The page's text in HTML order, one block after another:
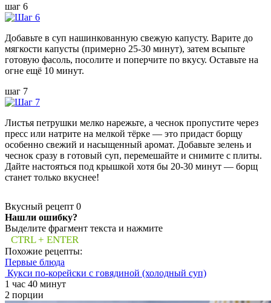
шаг 6
Добавьте в суп нашинкованную свежую капусту. Варите до
мягкости капусты (примерно 25-30 минут), затем всыпьте
готовую фасоль, посолите и поперчите по вкусу. Оставьте на
огне ещё 10 минут.
шаг 7
Листья петрушки мелко нарежьте, а чеснок пропустите через
пресс или натрите на мелкой тёрке — это придаст борщу
особенно свежий и насыщенный аромат. Добавьте зелень и
чеснок сразу в готовый суп, перемешайте и снимите с плиты.
Дайте настояться под крышкой хотя бы 20-30 минут — борщ
станет только вкуснее!
Вкусный рецепт 0
Нашли ошибку?
Выделите фрагмент текста и нажмите
CTRL + ENTER
Похожие рецепты:
Первые блюда
Кукси по-корейски с говядиной (холодный суп)
1 час 40 минут
2 порции